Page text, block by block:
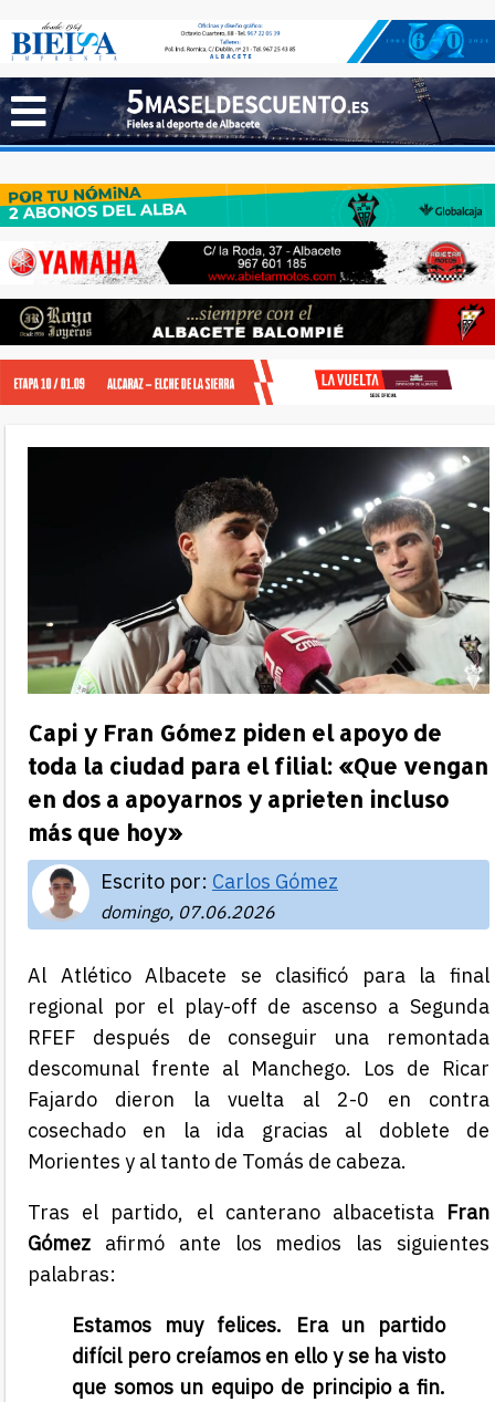
Capi y Fran Gómez piden el apoyo de
toda la ciudad para el filial: «Que vengan
en dos a apoyarnos y aprieten incluso
más que hoy»
Escrito por: Carlos Gómez
domingo, 07.06.2026
Al Atlético Albacete se clasificó para la final
regional por el play-off de ascenso a Segunda
RFEF después de conseguir una remontada
descomunal frente al Manchego. Los de Ricar
Fajardo dieron la vuelta al 2-0 en contra
cosechado en la ida gracias al doblete de
Morientes y al tanto de Tomás de cabeza.
Tras el partido, el canterano albacetista Fran
Gómez afirmó ante los medios las siguientes
palabras:
Estamos muy felices. Era un partido
difícil pero creíamos en ello y se ha visto
que somos un equipo de principio a fin.